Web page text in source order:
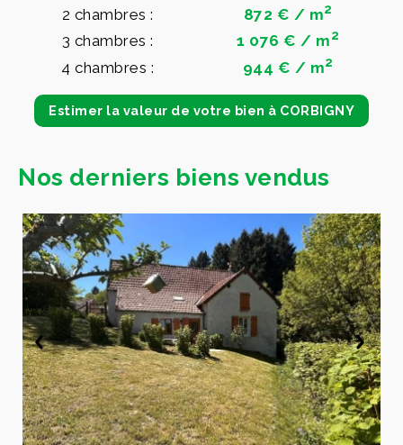
2 chambres : 872 € / m2
3 chambres : 1 076 € / m2
4 chambres : 944 € / m2
Estimer la valeur de votre bien à CORBIGNY
Nos derniers biens vendus